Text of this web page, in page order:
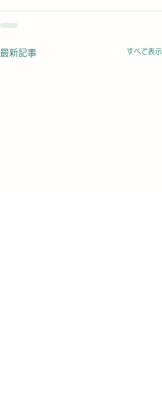
最新記事 すべて表示